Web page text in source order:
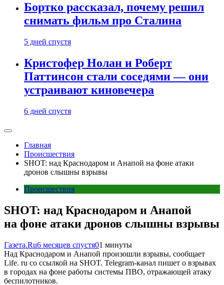
Бортко рассказал, почему решил
снимать фильм про Сталина
5 дней спустя
Кристофер Нолан и Роберт
Паттинсон стали соседями — они
устраивают киновечера
6 дней спустя
Главная
Происшествия
SHOT: над Краснодаром и Анапой на фоне атаки
дронов слышны взрывы
Происшествия
SHOT: над Краснодаром и Анапой
на фоне атаки дронов слышны взрывы
Газета.Ru6 месяцев спустя01 минуты
Над Краснодаром и Анапой произошли взрывы, сообщает
Life. ru со ссылкой на SHOT. Telegram-канал пишет о взрывах
в городах на фоне работы системы ПВО, отражающей атаку
беспилотников.